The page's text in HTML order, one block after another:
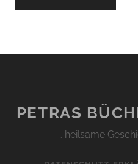
PETRAS
… heilsame